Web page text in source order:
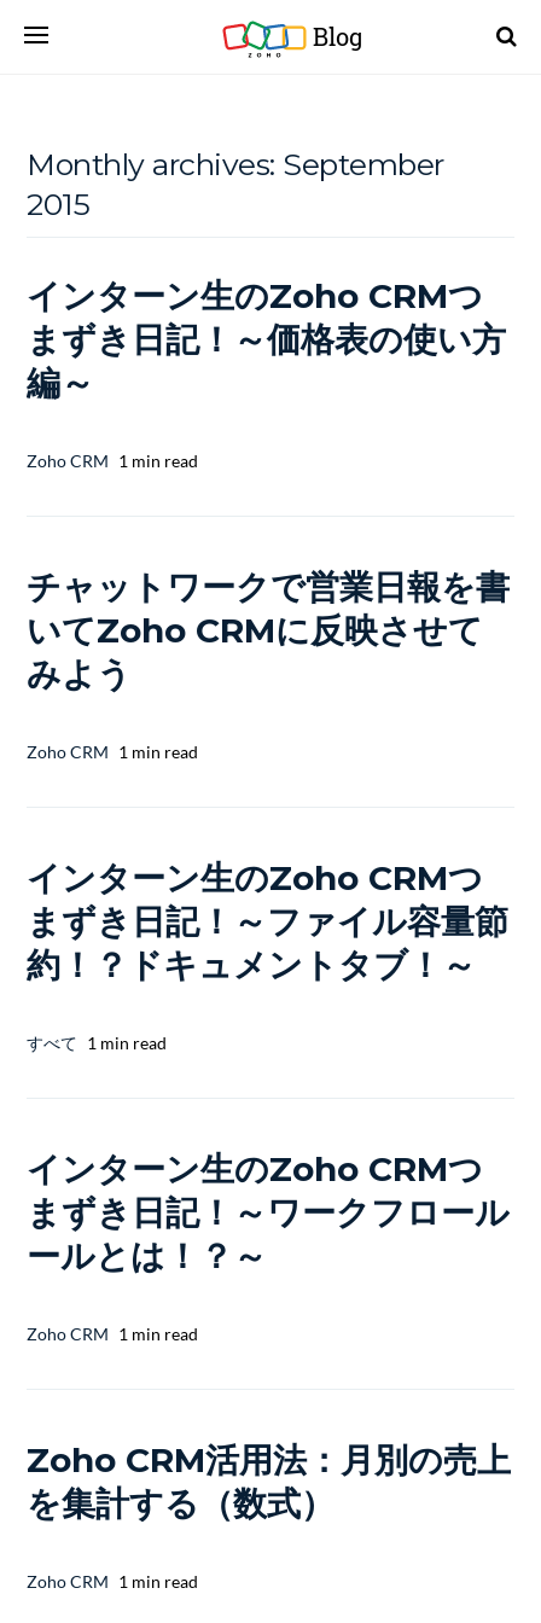
Blog
Monthly archives: September
2015
インターン生のZoho CRMつ
まずき日記！～価格表の使い方
編～
Zoho CRM 1 min read
チャットワークで営業日報を書
いてZoho CRMに反映させて
みよう
Zoho CRM 1 min read
インターン生のZoho CRMつ
まずき日記！～ファイル容量節
約！？ドキュメントタブ！～
すべて 1 min read
インターン生のZoho CRMつ
まずき日記！～ワークフロール
ールとは！？～
Zoho CRM 1 min read
Zoho CRM活用法：月別の売上
を集計する（数式）
Zoho CRM 1 min read